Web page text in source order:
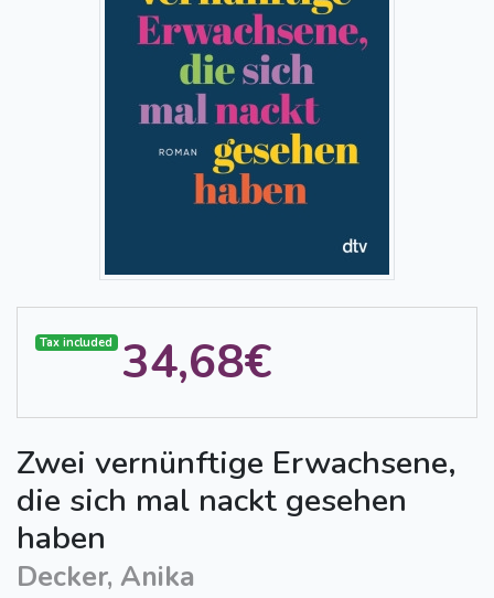
Zwei vernünftige Erwachsene,
die sich mal nackt gesehen
haben
Decker, Anika
Tax included 34,68€